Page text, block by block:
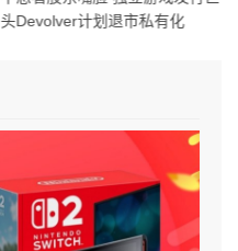
头Devolver计划退市私有化